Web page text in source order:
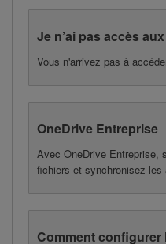
Je n’ai pas accès
Vous n'arrivez pas à
OneDrive Entreprise
Avec OneDrive Entreprise,
fichiers et synchronisez les
Comment